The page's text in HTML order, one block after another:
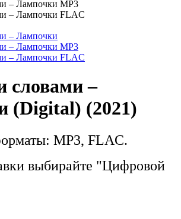
словами –
(Digital) (2021)
MP3, FLAC.
выбирайте "Цифровой